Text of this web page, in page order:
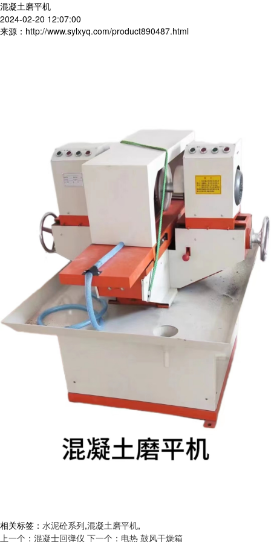
混凝土磨平机
2024-02-20 12:07:00
来源：http://www.sylxyq.com/product890487.html
相关标签： 水泥砼系列,混凝土磨平机,
上一个：混凝士回弹仪 下一个：电热 鼓风干燥箱